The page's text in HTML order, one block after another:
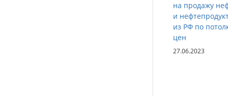
на продажу
и
из РФ по
цен
27.06.2023